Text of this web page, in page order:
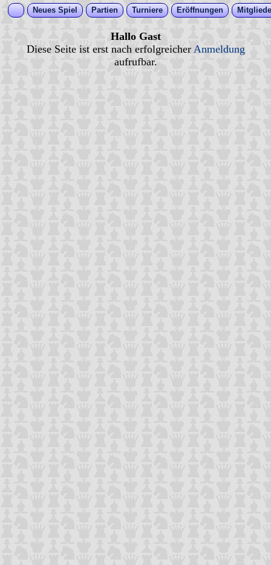
Neues Spiel Partien Turniere Eröffnungen
Hallo Gast
Diese Seite ist erst nach erfolgreicher Anmeldung
aufrufbar.